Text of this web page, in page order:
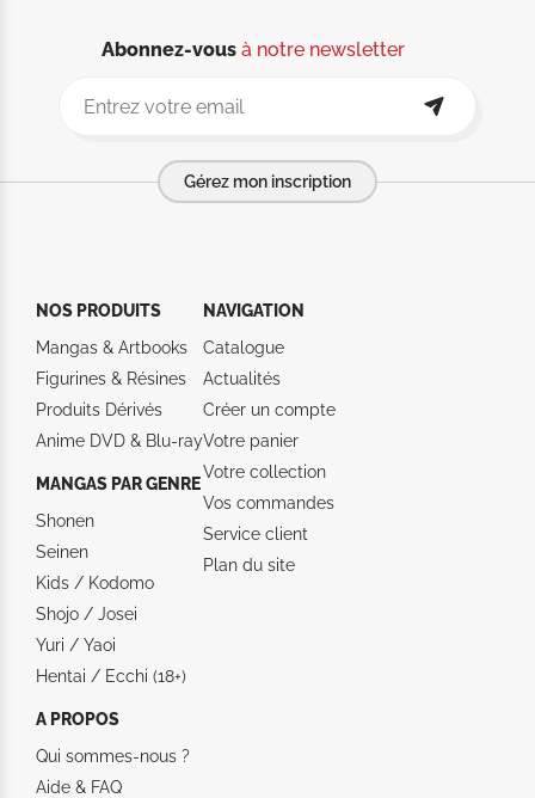
Abonnez-vousà notre newsletter
Gérez mon inscription
NOS PRODUITS
Mangas & Artbooks
Figurines & Résines
Produits Dérivés
Anime DVD & Blu‑ray
MANGAS PAR GENRE
Shonen
Seinen
Kids / Kodomo
Shojo / Josei
Yuri / Yaoi
Hentai / Ecchi (18+)
NAVIGATION
Catalogue
Actualités
Créer un compte
Votre panier
Votre collection
Vos commandes
Service client
Plan du site
A PROPOS
Qui sommes-nous ?
Aide & FAQ